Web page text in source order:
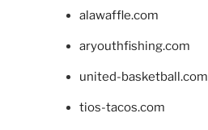
alawaffle.com
aryouthfishing.com
united-basketball.com
tios-tacos.com